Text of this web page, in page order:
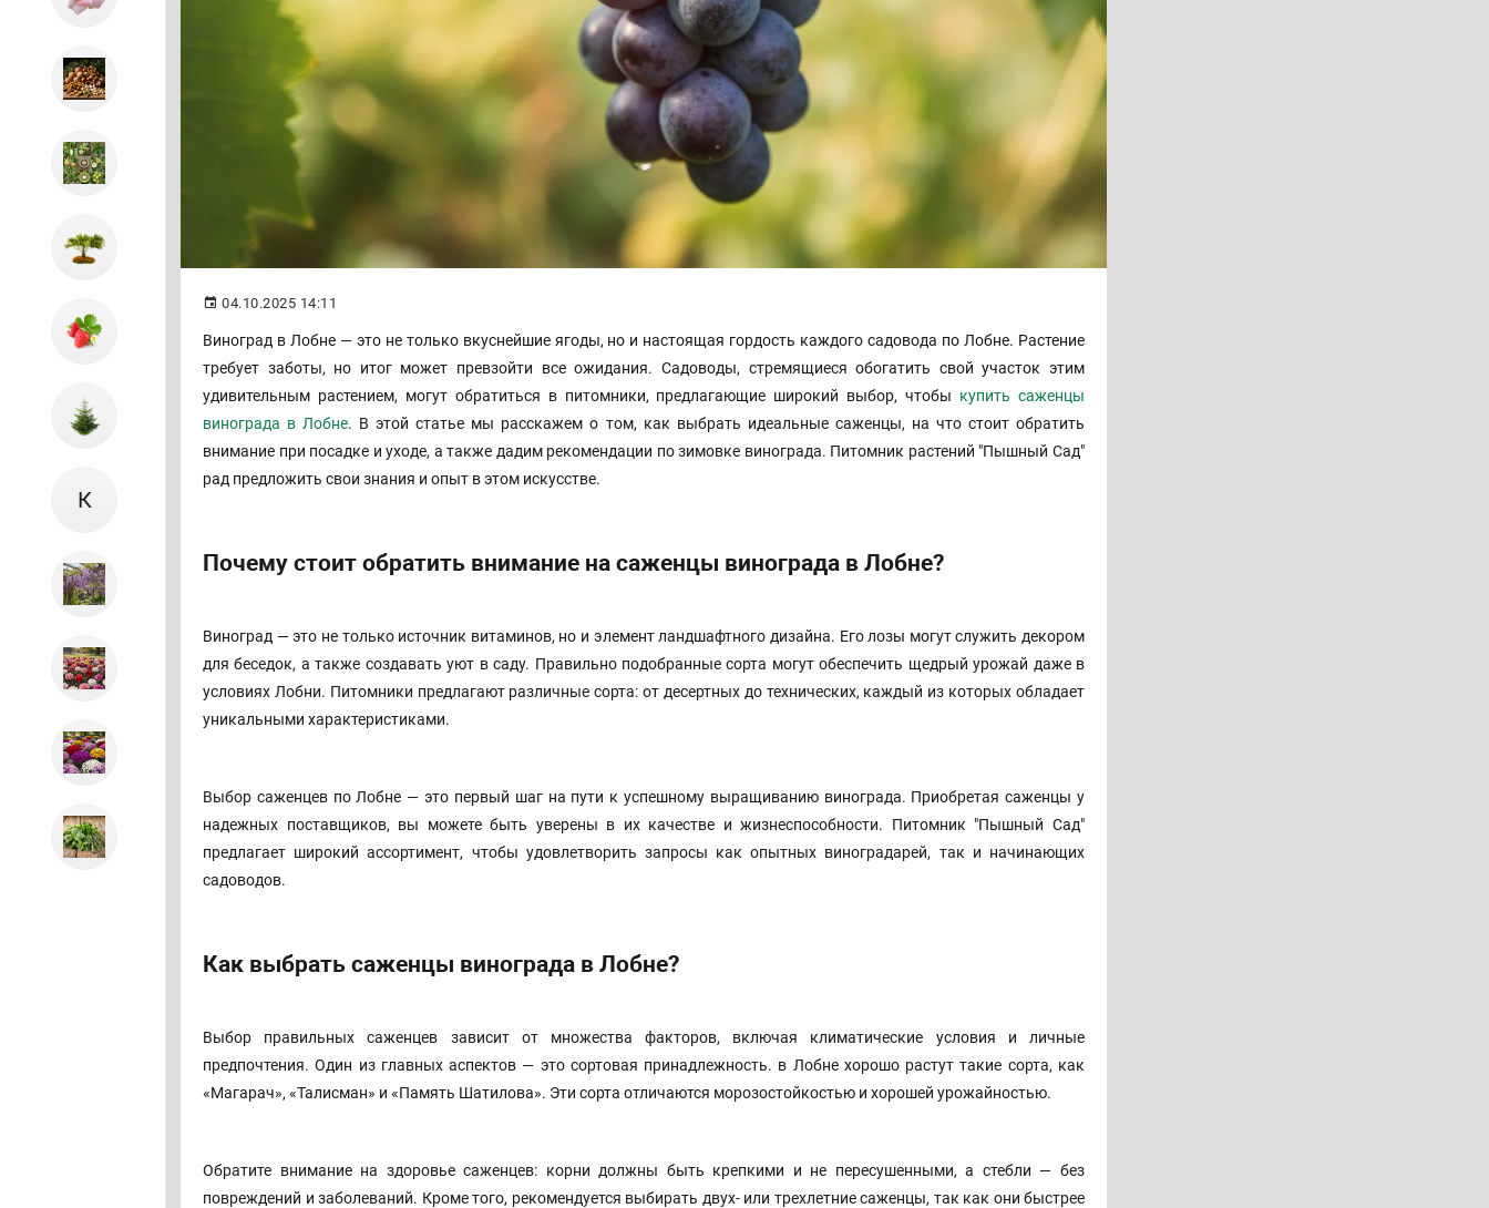
К
04.10.2025 14:11
Виноград в Лобне — это не только вкуснейшие ягоды, но и настоящая гордость каждого садовода по Лобне. Растение
требует заботы, но итог может превзойти все ожидания. Садоводы, стремящиеся обогатить свой участок этим
удивительным растением, могут обратиться в питомники, предлагающие широкий выбор, чтобы купить саженцы
винограда в Лобне. В этой статье мы расскажем о том, как выбрать идеальные саженцы, на что стоит обратить
внимание при посадке и уходе, а также дадим рекомендации по зимовке винограда. Питомник растений "Пышный Сад"
рад предложить свои знания и опыт в этом искусстве.
Почему стоит обратить внимание на саженцы винограда в Лобне?
Виноград — это не только источник витаминов, но и элемент ландшафтного дизайна. Его лозы могут служить декором
для беседок, а также создавать уют в саду. Правильно подобранные сорта могут обеспечить щедрый урожай даже в
условиях Лобни. Питомники предлагают различные сорта: от десертных до технических, каждый из которых обладает
уникальными характеристиками.
Выбор саженцев по Лобне — это первый шаг на пути к успешному выращиванию винограда. Приобретая саженцы у
надежных поставщиков, вы можете быть уверены в их качестве и жизнеспособности. Питомник "Пышный Сад"
предлагает широкий ассортимент, чтобы удовлетворить запросы как опытных виноградарей, так и начинающих
садоводов.
Как выбрать саженцы винограда в Лобне?
Выбор правильных саженцев зависит от множества факторов, включая климатические условия и личные
предпочтения. Один из главных аспектов — это сортовая принадлежность. в Лобне хорошо растут такие сорта, как
«Магарач», «Талисман» и «Память Шатилова». Эти сорта отличаются морозостойкостью и хорошей урожайностью.
Обратите внимание на здоровье саженцев: корни должны быть крепкими и не пересушенными, а стебли — без
повреждений и заболеваний. Кроме того, рекомендуется выбирать двух- или трехлетние саженцы, так как они быстрее